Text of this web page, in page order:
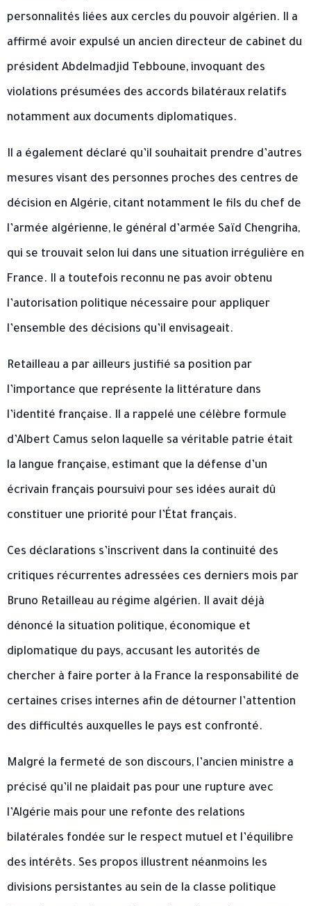
personnalités liées aux cercles du pouvoir algérien. Il a
affirmé avoir expulsé un ancien directeur de cabinet du
président Abdelmadjid Tebboune, invoquant des
violations présumées des accords bilatéraux relatifs
notamment aux documents diplomatiques.
Il a également déclaré qu’il souhaitait prendre d’autres
mesures visant des personnes proches des centres de
décision en Algérie, citant notamment le fils du chef de
l’armée algérienne, le général d’armée Saïd Chengriha,
qui se trouvait selon lui dans une situation irrégulière en
France. Il a toutefois reconnu ne pas avoir obtenu
l’autorisation politique nécessaire pour appliquer
l’ensemble des décisions qu’il envisageait.
Retailleau a par ailleurs justifié sa position par
l’importance que représente la littérature dans
l’identité française. Il a rappelé une célèbre formule
d’Albert Camus selon laquelle sa véritable patrie était
la langue française, estimant que la défense d’un
écrivain français poursuivi pour ses idées aurait dû
constituer une priorité pour l’État français.
Ces déclarations s’inscrivent dans la continuité des
critiques récurrentes adressées ces derniers mois par
Bruno Retailleau au régime algérien. Il avait déjà
dénoncé la situation politique, économique et
diplomatique du pays, accusant les autorités de
chercher à faire porter à la France la responsabilité de
certaines crises internes afin de détourner l’attention
des difficultés auxquelles le pays est confronté.
Malgré la fermeté de son discours, l’ancien ministre a
précisé qu’il ne plaidait pas pour une rupture avec
l’Algérie mais pour une refonte des relations
bilatérales fondée sur le respect mutuel et l’équilibre
des intérêts. Ses propos illustrent néanmoins les
divisions persistantes au sein de la classe politique